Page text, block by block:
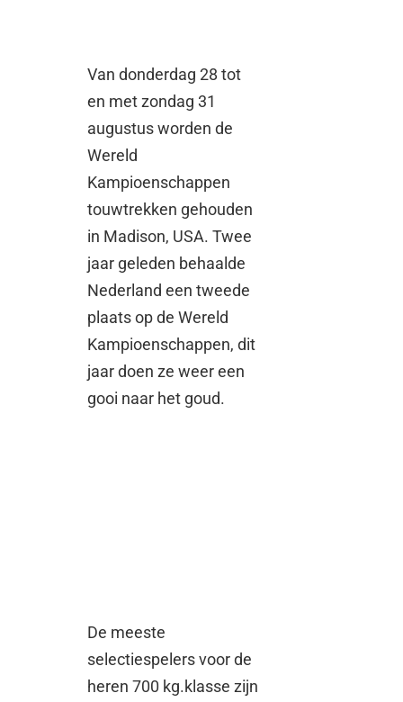
Van donderdag 28 tot
en met zondag 31
augustus worden de
Wereld
Kampioenschappen
touwtrekken gehouden
in Madison, USA. Twee
jaar geleden behaalde
Nederland een tweede
plaats op de Wereld
Kampioenschappen, dit
jaar doen ze weer een
gooi naar het goud.
De meeste
selectiespelers voor de
heren 700 kg.klasse zijn